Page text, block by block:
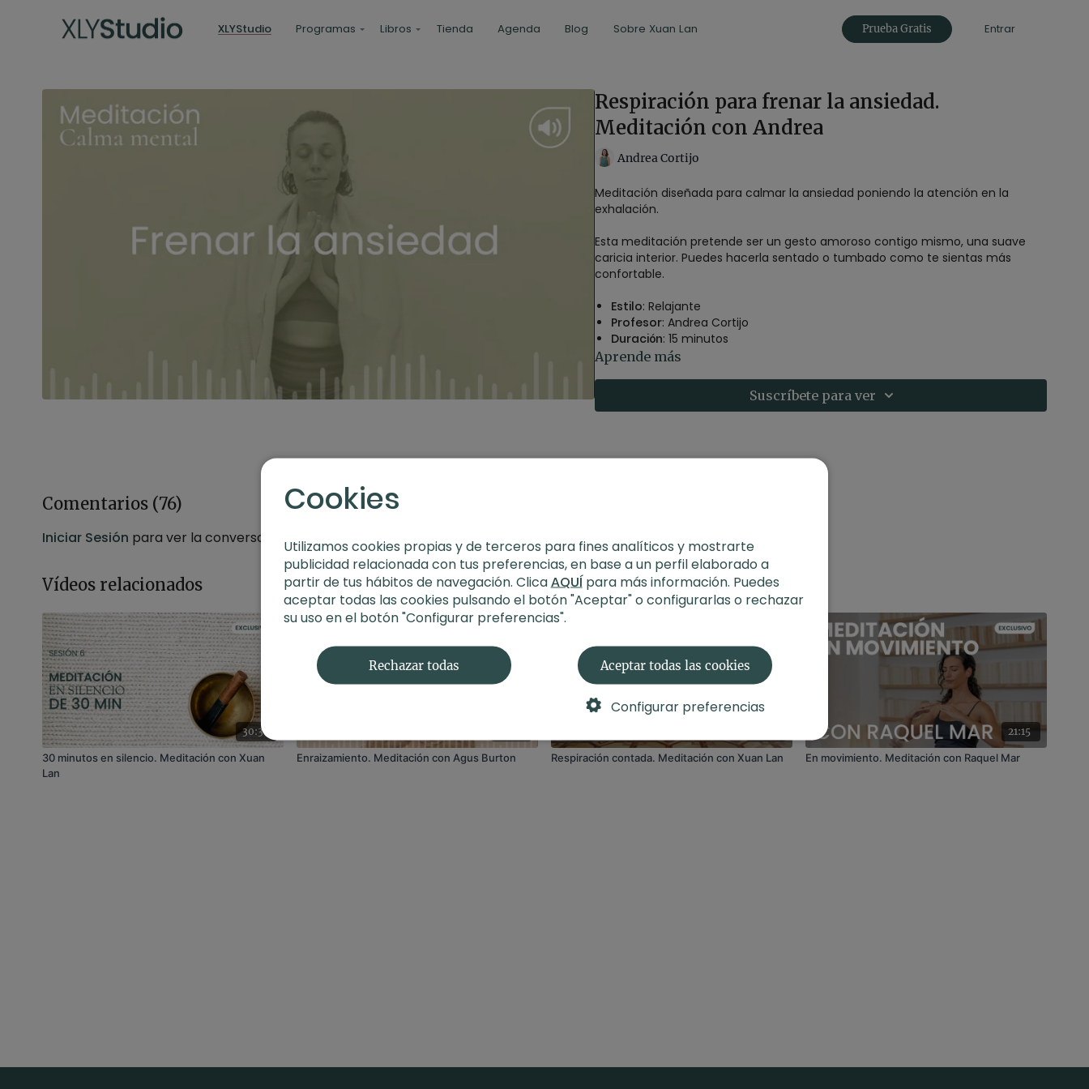
XLYStudio Programas Libros Tienda Agenda Blog Sobre Xuan Lan Prueba Gratis Entrar
Respiración para frenar la ansiedad.
Meditación con Andrea
Andrea Cortijo
Meditación diseñada para calmar la ansiedad poniendo la atención en la
exhalación.
Esta meditación pretende ser un gesto amoroso contigo mismo, una suave
caricia interior. Puedes hacerla sentado o tumbado como te sientas más
confortable.
Estilo: Relajante
Profesor: Andrea Cortijo
Duración: 15 minutos
Aprende más
Suscríbete para ver
Comentarios (76)
Iniciar Sesión para ver la conversación
Vídeos relacionados
30:31
30 minutos en silencio. Meditación con Xuan
Lan
Enraizamiento. Meditación con Agus Burton Respiración contada. Meditación con Xuan Lan
21:15
En movimiento. Meditación con Raquel Mar
Cookies
Utilizamos cookies propias y de terceros para fines analíticos y mostrarte
publicidad relacionada con tus preferencias, en base a un perfil elaborado a
partir de tus hábitos de navegación. ClicaAQUÍpara más información. Puedes
aceptar todas las cookies pulsando el botón "Aceptar" o configurarlas o rechazar
su uso en el botón "Configurar preferencias".
Rechazar todas Aceptar todas las cookies
Configurar preferencias